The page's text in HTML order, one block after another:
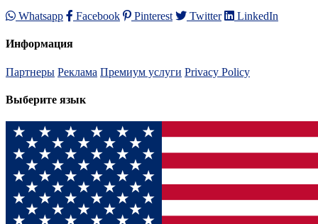
Whatsapp Facebook Pinterest Twitter LinkedIn
Информация
Партнеры Реклама Премиум услуги Privacy Policy
Выберите язык